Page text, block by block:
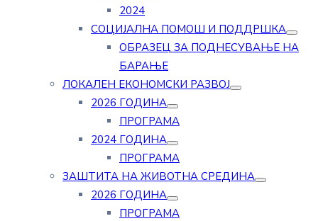
2024
СОЦИЈАЛНА ПОМОШ И ПОДДРШКА
ОБРАЗЕЦ ЗА ПОДНЕСУВАЊЕ НА
БАРАЊЕ
ЛОКАЛЕН ЕКОНОМСКИ РАЗВОЈ
2026 ГОДИНА
ПРОГРАМА
2024 ГОДИНА
ПРОГРАМА
ЗАШТИТА НА ЖИВОТНА СРЕДИНА
2026 ГОДИНА
ПРОГРАМА